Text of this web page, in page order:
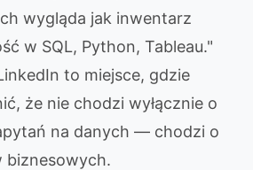
wygląda jak inwentarz
w SQL, Python, Tableau."
to miejsce, gdzie
że nie chodzi wyłącznie o
na danych — chodzi o
biznesowych.